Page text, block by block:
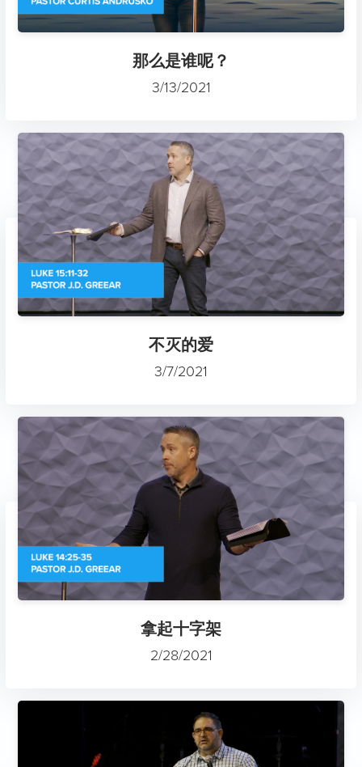
那么是谁呢？
3/13/2021
不灭的爱
3/7/2021
拿起十字架
2/28/2021